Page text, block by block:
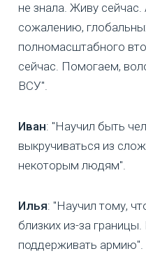
не знала. Живу
сожалению,
полномасштабного
сейчас. Помогаем,
ВСУ".
Иван: "Научил быть
выкручиваться из
некоторым людям".
Илья: "Научил тому,
близких из-за
поддерживать армию".